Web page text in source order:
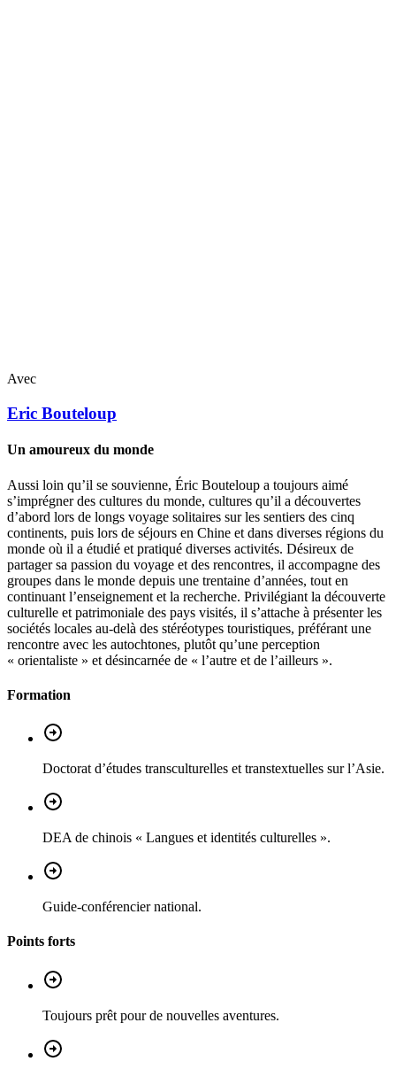
Avec
Eric Bouteloup
Un amoureux du monde
Aussi loin qu’il se souvienne, Éric Bouteloup a toujours aimé
s’imprégner des cultures du monde, cultures qu’il a découvertes
d’abord lors de longs voyage solitaires sur les sentiers des cinq
continents, puis lors de séjours en Chine et dans diverses régions du
monde où il a étudié et pratiqué diverses activités. Désireux de
partager sa passion du voyage et des rencontres, il accompagne des
groupes dans le monde depuis une trentaine d’années, tout en
continuant l’enseignement et la recherche. Privilégiant la découverte
culturelle et patrimoniale des pays visités, il s’attache à présenter les
sociétés locales au-delà des stéréotypes touristiques, préférant une
rencontre avec les autochtones, plutôt qu’une perception
« orientaliste » et désincarnée de « l’autre et de l’ailleurs ».
Formation
Doctorat d’études transculturelles et transtextuelles sur l’Asie.
DEA de chinois « Langues et identités culturelles ».
Guide-conférencier national.
Points forts
Toujours prêt pour de nouvelles aventures.